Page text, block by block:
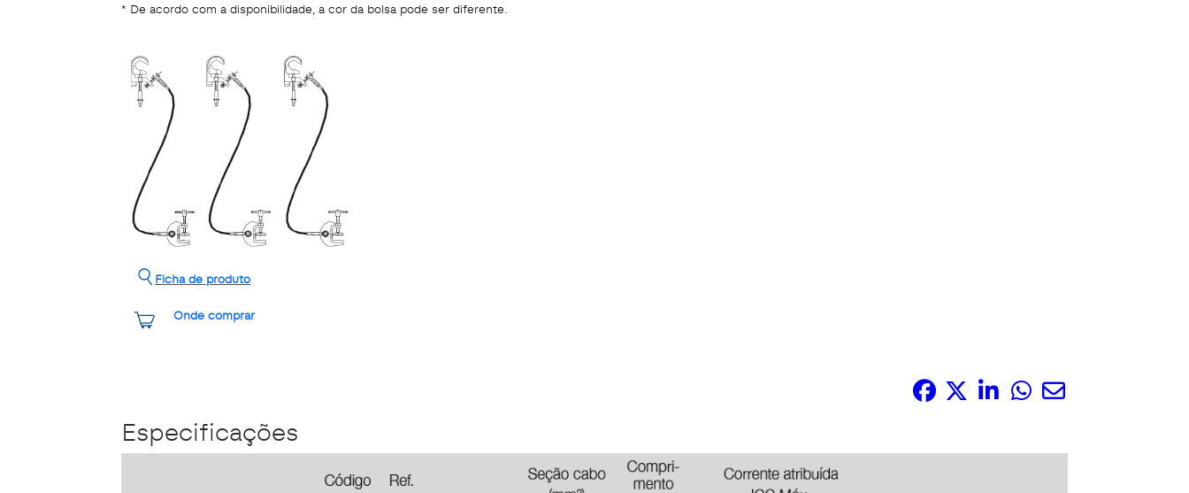
* De acordo com a disponibilidade, a cor da bolsa pode ser diferente.
Onde comprar
Ficha de produto
Especificações